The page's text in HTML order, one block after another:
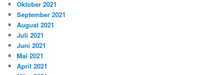
Oktober 2021
September 2021
August 2021
Juli 2021
Juni 2021
Mai 2021
April 2021